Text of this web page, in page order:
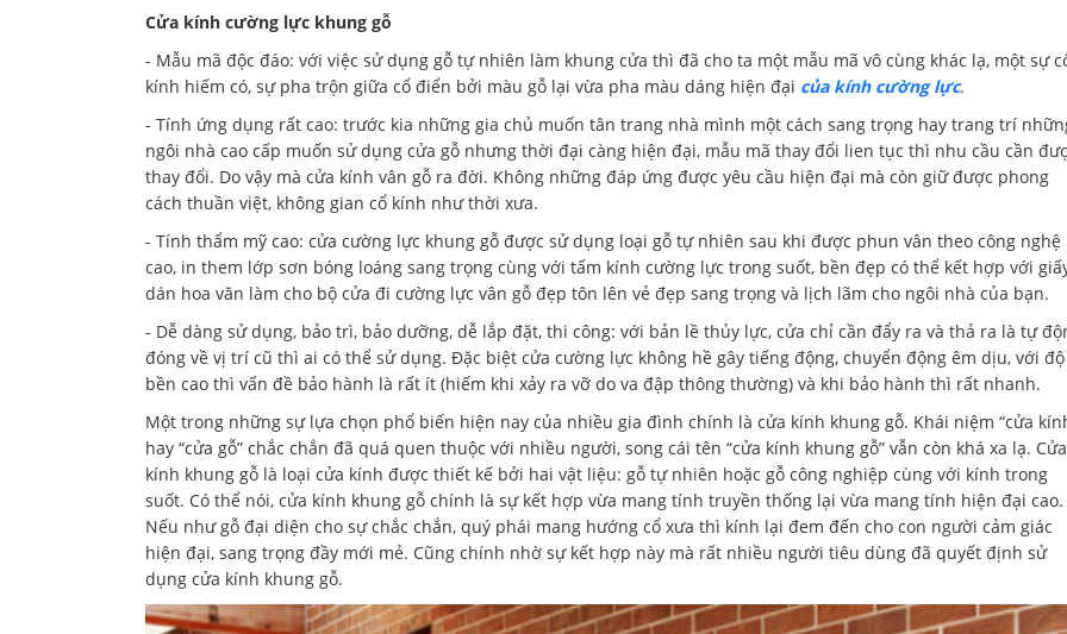
Cửa kính cường lực khung gỗ
- Mẫu mã độc đáo: với việc sử dụng gỗ tự nhiên làm khung cửa thì đã cho ta một mẫu mã vô cùng khác lạ, một sự
kính hiếm có, sự pha trộn giữa cổ điển bởi màu gỗ lại vừa pha màu dáng hiện đại của kính cường lực.
- Tính ứng dụng rất cao: trước kia những gia chủ muốn tân trang nhà mình một cách sang trọng hay trang trí
ngôi nhà cao cấp muốn sử dụng cửa gỗ nhưng thời đại càng hiện đại, mẫu mã thay đổi lien tục thì nhu cầu cần
thay đổi. Do vậy mà cửa kính vân gỗ ra đời. Không những đáp ứng được yêu cầu hiện đại mà còn giữ được phong
cách thuần việt, không gian cổ kính như thời xưa.
- Tính thẩm mỹ cao: cửa cường lực khung gỗ được sử dụng loại gỗ tự nhiên sau khi được phun vân theo công nghệ
cao, in them lớp sơn bóng loáng sang trọng cùng với tấm kính cường lực trong suốt, bền đẹp có thể kết hợp với
dán hoa văn làm cho bộ cửa đi cường lực vân gỗ đẹp tôn lên vẻ đẹp sang trọng và lịch lãm cho ngôi nhà của bạn.
- Dễ dàng sử dụng, bảo trì, bảo dưỡng, dễ lắp đặt, thi công: với bản lề thủy lực, cửa chỉ cần đẩy ra và thả ra là tự
đóng về vị trí cũ thì ai có thể sử dụng. Đặc biệt cửa cường lực không hề gây tiếng động, chuyển động êm dịu, với độ
bền cao thì vấn đề bảo hành là rất ít (hiếm khi xảy ra vỡ do va đập thông thường) và khi bảo hành thì rất nhanh.
Một trong những sự lựa chọn phổ biến hiện nay của nhiều gia đình chính là cửa kính khung gỗ. Khái niệm “cửa
hay “cửa gỗ” chắc chắn đã quá quen thuộc với nhiều người, song cái tên “cửa kính khung gỗ” vẫn còn khá xa lạ. Cửa
kính khung gỗ là loại cửa kính được thiết kế bởi hai vật liệu: gỗ tự nhiên hoặc gỗ công nghiệp cùng với kính trong
suốt. Có thể nói, cửa kính khung gỗ chính là sự kết hợp vừa mang tính truyền thống lại vừa mang tính hiện đại cao.
Nếu như gỗ đại diện cho sự chắc chắn, quý phái mang hướng cổ xưa thì kính lại đem đến cho con người cảm giác
hiện đại, sang trọng đầy mới mẻ. Cũng chính nhờ sự kết hợp này mà rất nhiều người tiêu dùng đã quyết định sử
dụng cửa kính khung gỗ.